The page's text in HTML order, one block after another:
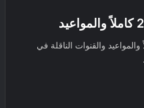
مباريات الزمالك موسم 2026-2027 كاملاً والمواعيد والقنوات الناقلة في